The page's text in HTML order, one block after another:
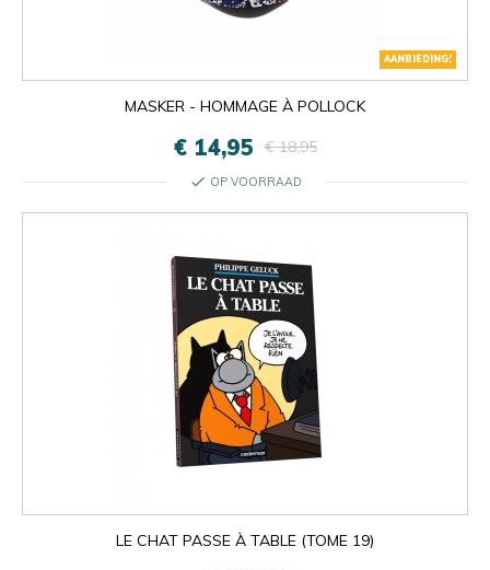
AANBIEDING!
MASKER - HOMMAGE À POLLOCK
€ 14,95 € 18,95
check OP VOORRAAD
LE CHAT PASSE À TABLE (TOME 19)